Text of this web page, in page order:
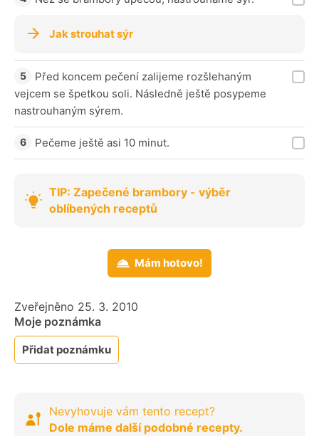
Jak strouhat sýr
Před koncem pečení zalijeme rozšlehaným
vejcem se špetkou soli. Následně ještě posypeme
nastrouhaným sýrem.
Pečeme ještě asi 10 minut.
TIP: Zapečené brambory - výběr
oblíbených receptů
Mám hotovo!
Zveřejněno 25. 3. 2010
Moje poznámka
Přidat poznámku
Nevyhovuje vám tento recept?
Dole máme další podobné recepty.